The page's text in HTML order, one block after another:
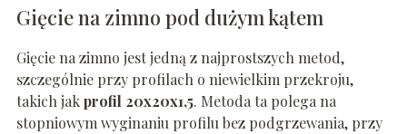
Gięcie na zimno pod dużym kątem
Gięcie na zimno jest jedną z najprostszych metod,
szczególnie przy profilach o niewielkim przekroju,
takich jakprofil 20x20x1,5. Metoda ta polega na
stopniowym wyginaniu profilu bez podgrzewania, przy